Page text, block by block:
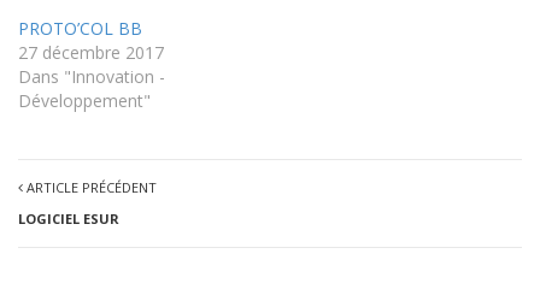
PROTO’COL BB
27 décembre 2017
Dans "Innovation -
Développement"
ARTICLE PRÉCÉDENT
LOGICIEL ESUR